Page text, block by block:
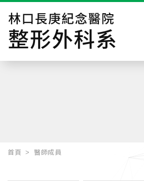
首頁 醫師成員